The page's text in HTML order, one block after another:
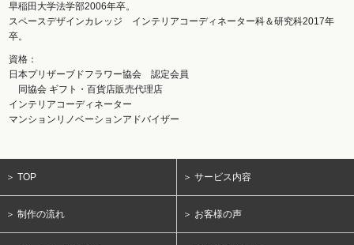
早稲田大学法学部2006年卒。
スペースデザインカレッジ インテリアコーディネーター科＆研究科2017年
卒。
資格：
日本プリザーブドフラワー協会 認定会員
同協会 ギフト・百貨店販売代理店
インテリアコーディネーター
マンションリノベーションアドバイザー
＞ TOP ＞ サービス内容
＞ 制作の流れ ＞ お客様の声